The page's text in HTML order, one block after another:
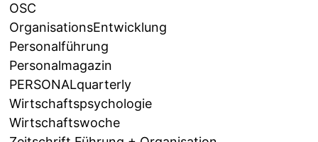
OSC
OrganisationsEntwicklung
Personalführung
Personalmagazin
PERSONALquarterly
Wirtschaftspsychologie
Wirtschaftswoche